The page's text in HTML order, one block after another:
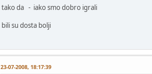
tako da - iako smo dobro igrali
bili su dosta bolji
23-07-2008, 18:17:39